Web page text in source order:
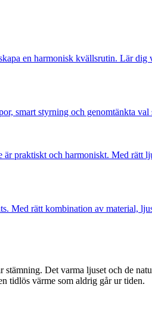
en harmonisk kvällsrutin. Lär
styrning och genomtänkta
praktiskt och harmoniskt. Med
rätt kombination av material,
Det varma ljuset och de
tidlös värme som aldrig går ur tiden.